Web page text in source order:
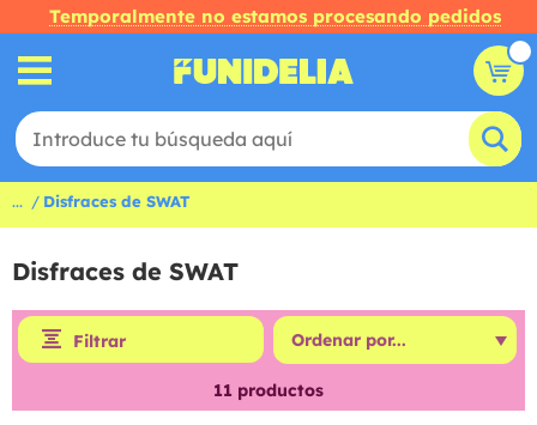
Temporalmente no estamos procesando pedidos
... Disfraces de SWAT
Disfraces de SWAT
Filtrar
11 productos